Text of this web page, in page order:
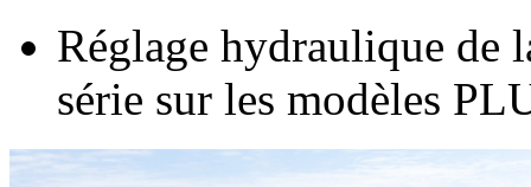
Réglage hydraulique de
série sur les modèles